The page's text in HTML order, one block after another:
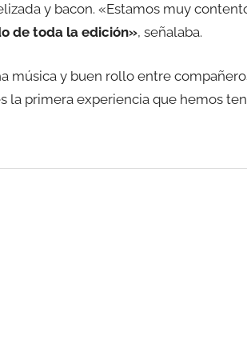
y bacon. «Estamos muy
de toda la edición», señalaba.
música y buen rollo entre
la primera experiencia que hemos